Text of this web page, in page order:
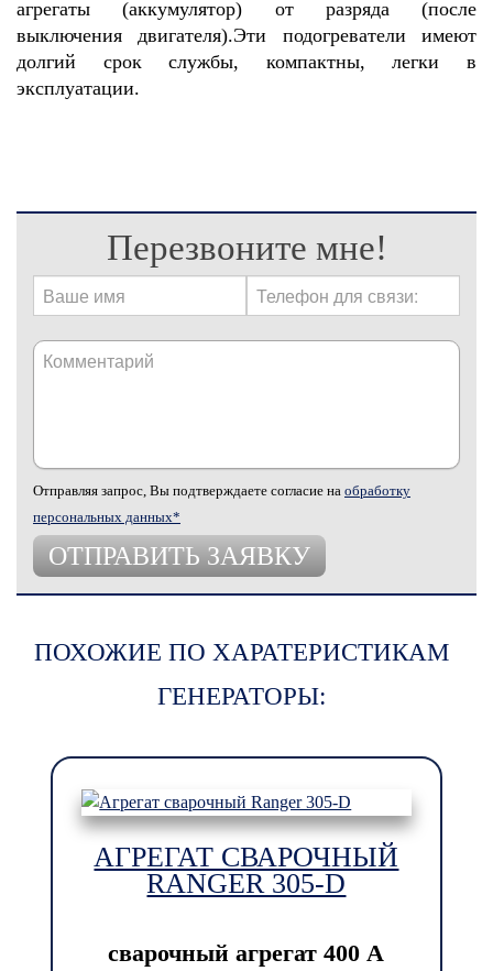
агрегаты (аккумулятор) от разряда (после
выключения двигателя).Эти подогреватели имеют
долгий срок службы, компактны, легки в
эксплуатации.
Перезвоните мне!
Отправляя запрос, Вы подтверждаете согласие на обработку
персональных данных*
ПОХОЖИЕ ПО ХАРАТЕРИСТИКАМ
ГЕНЕРАТОРЫ:
АГРЕГАТ СВАРОЧНЫЙ
RANGER 305-D
сварочный агрегат 400 А